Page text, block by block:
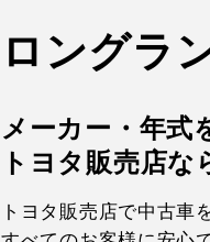
ロングラ
メーカー・年式
トヨタ販売店
トヨタ販売店で中古車